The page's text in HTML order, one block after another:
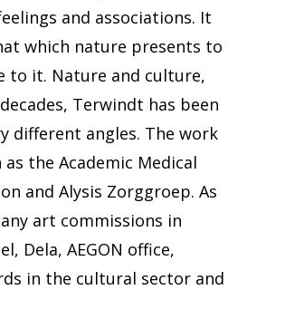
and associations. It
which nature presents to
to it. Nature and culture,
Terwindt has been
different angles. The work
the Academic Medical
and Alysis Zorggroep. As
art commissions in
Dela, AEGON office,
in the cultural sector and